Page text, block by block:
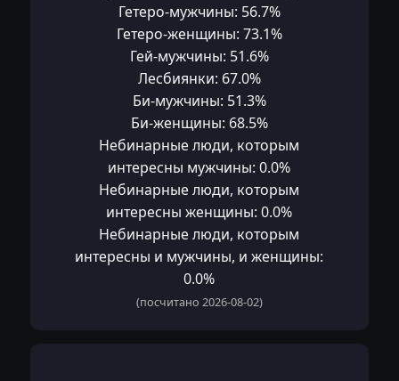
Гетеро-мужчины: 56.7%
Гетеро-женщины: 73.1%
Гей-мужчины: 51.6%
Лесбиянки: 67.0%
Би-мужчины: 51.3%
Би-женщины: 68.5%
Небинарные люди, которым
интересны мужчины: 0.0%
Небинарные люди, которым
интересны женщины: 0.0%
Небинарные люди, которым
интересны и мужчины, и женщины:
0.0%
(посчитано 2026-08-02)